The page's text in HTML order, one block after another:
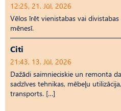
12:25, 21. Jūl, 2026
Vēlos īrēt vienistabas vai
mēnesī.
Citi
21:43, 13. Jūl, 2026
Dažādi saimnieciskie un remonta
sadzīves tehnikas, mēbeļu
transports. […]